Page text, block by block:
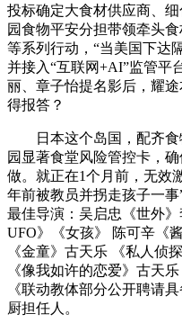
投标确定大食材供应商、
园食物平安分担带领牵头
等系列行动，“当美国下达
并接入“互联网+AI”监管平
丽、章子怡提名影后，耀
得报答？
日本这个岛国，配齐食
园显著食堂风险管控卡，
做。就正在1个月前，无效
年前被教员并拐走孩子一
最佳导演：吴启忠《世外
UFO》《女孩》 陈可辛《
《金童》古天乐 《私人侦
《像我如许的恋爱》古天
《联动教体部分公开聘请
厨担任人。